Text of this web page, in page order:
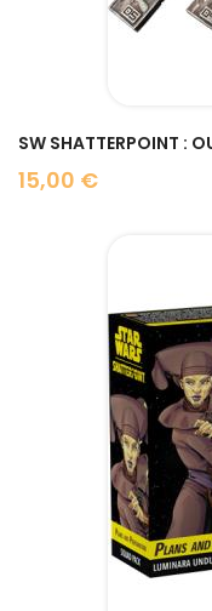
SW SHATTERPOINT :
15,00 €
Prix